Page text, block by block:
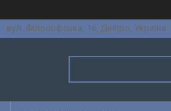
вул. Філософська, 16, Дніпро, Україна